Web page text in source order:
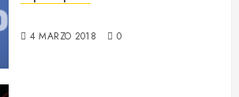
4 MARZO 2018 0